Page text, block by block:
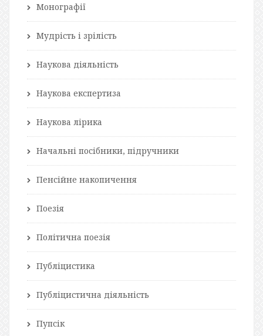
Монографії
Мудрість і зрілість
Наукова діяльність
Наукова експертиза
Наукова лірика
Начальні посібники, підручники
Пенсійне накопичення
Поезія
Політична поезія
Публіцистика
Публіцистична діяльність
Пупсік